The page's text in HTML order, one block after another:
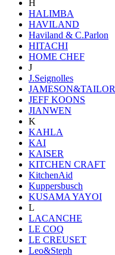
H
HALIMBA
HAVILAND
Haviland & C.Parlon
HITACHI
HOME CHEF
J
J.Seignolles
JAMESON&TAILOR
JEFF KOONS
JIANWEN
K
KAHLA
KAI
KAISER
KITCHEN CRAFT
KitchenAid
Kuppersbusch
KUSAMA YAYOI
L
LACANCHE
LE COQ
LE CREUSET
Leo&Steph